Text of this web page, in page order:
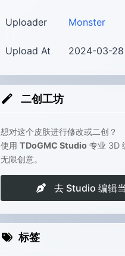
Uploader Monster
Upload At 2024-03-28
二创工坊
想对这个皮肤进行修改或二创？
使用 TDoGMC Studio 专业 3D
无限创意。
去 Studio 编辑
标签